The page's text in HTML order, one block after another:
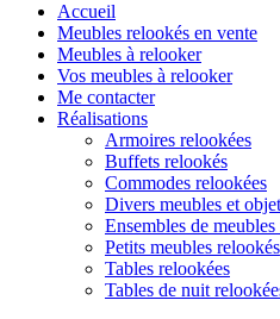
Accueil
Meubles relookés en vente
Meubles à relooker
Vos meubles à relooker
Me contacter
Réalisations
Armoires relookées
Buffets relookés
Commodes relookées
Divers meubles et
Ensembles de
Petits meubles relookés
Tables relookées
Tables de nuit